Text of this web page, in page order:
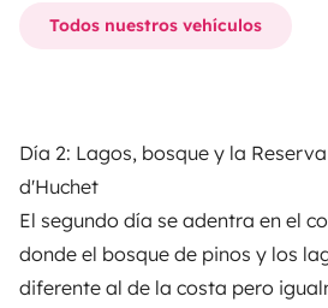
Todos nuestros vehículos
Día 2: Lagos, bosque y la
d'Huchet
El segundo día se adentra en el
donde el bosque de pinos y los
diferente al de la costa pero